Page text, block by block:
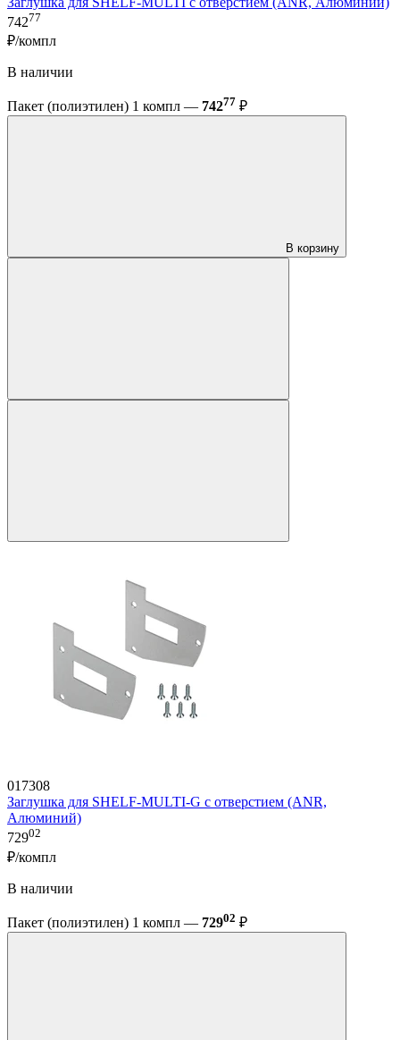
74277
₽/компл
В наличии
Пакет (полиэтилен) 1 компл — 74277 ₽
В корзину
017308
Заглушка для SHELF-MULTI-G с отверстием (ANR,
Алюминий)
72902
₽/компл
В наличии
Пакет (полиэтилен) 1 компл — 72902 ₽